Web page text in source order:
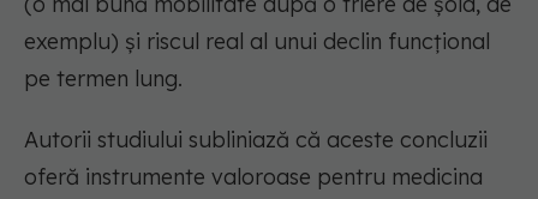
exemplu) și riscul real al unui declin funcțional
pe termen lung.
Autorii studiului subliniază că aceste concluzii
oferă instrumente valoroase pentru medicina